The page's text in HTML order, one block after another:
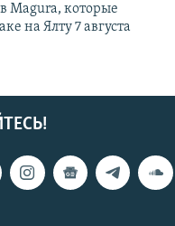
Magura, которые
на Ялту 7 августа